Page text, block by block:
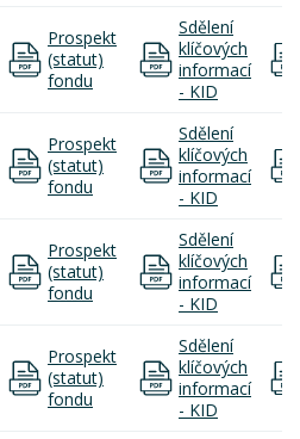
Prospekt
(statut)
fondu
Sdělení
klíčových
informací
- KID
Prospekt
(statut)
fondu
Sdělení
klíčových
informací
- KID
Prospekt
(statut)
fondu
Sdělení
klíčových
informací
- KID
Prospekt
(statut)
fondu
Sdělení
klíčových
informací
- KID